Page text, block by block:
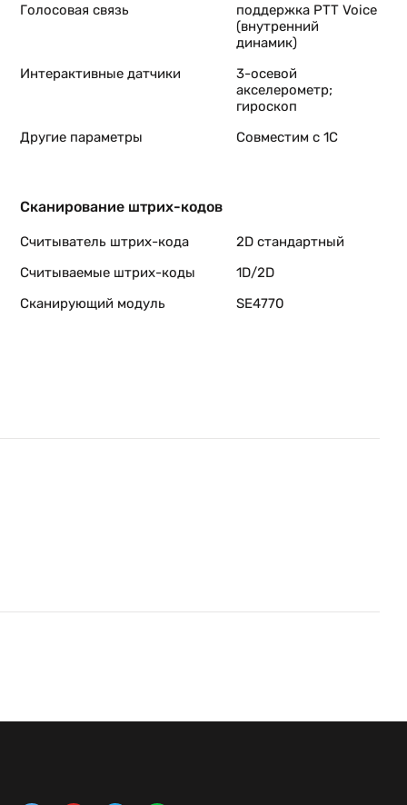
Голосовая связь
поддержка PTT Voice
(внутренний
динамик)
Интерактивные датчики
3-осевой
акселерометр;
гироскоп
Другие параметры
Совместим с 1С
Сканирование штрих-кодов
Считыватель штрих-кода
2D стандартный
Считываемые штрих-коды
1D/2D
Сканирующий модуль
SE4770